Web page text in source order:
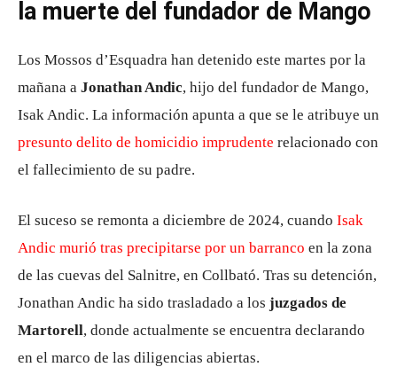
la muerte del fundador de Mango
Los Mossos d’Esquadra han detenido este martes por la
mañana a Jonathan Andic, hijo del fundador de Mango,
Isak Andic. La información apunta a que se le atribuye un
presunto delito de homicidio imprudente relacionado con
el fallecimiento de su padre.
El suceso se remonta a diciembre de 2024, cuando Isak
Andic murió tras precipitarse por un barranco en la zona
de las cuevas del Salnitre, en Collbató. Tras su detención,
Jonathan Andic ha sido trasladado a los juzgados de
Martorell, donde actualmente se encuentra declarando
en el marco de las diligencias abiertas.